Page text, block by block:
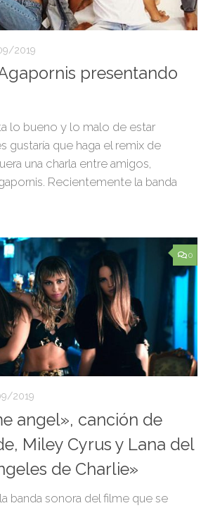
2019
presentando
lo bueno y lo malo de estar
gustaría que haga el remix de
una charla entre amigos,
Recientemente la banda
0
2019
angel», canción de
Miley Cyrus y Lana del
de Charlie»
banda sonora del filme que se